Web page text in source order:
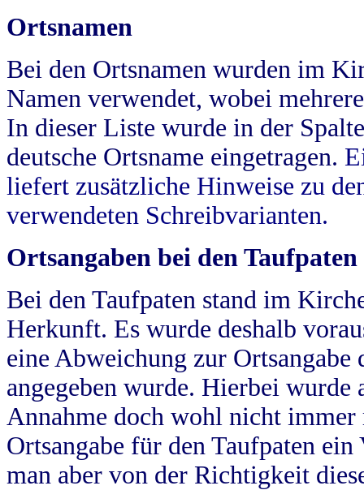
Ortsnamen
Bei den Ortsnamen wurden im
Namen verwendet, wobei
In dieser Liste wurde in der
deutsche Ortsname eingetragen.
liefert zusätzliche Hinweise zu
verwendeten Schreibvarianten.
Ortsangaben bei den Taufpaten
Bei den Taufpaten stand im
Herkunft. Es wurde deshalb
eine Abweichung zur
angegeben wurde. Hierbei wurde
Annahme doch wohl nicht
Ortsangabe für den Taufpaten
man aber von der Richtigkeit